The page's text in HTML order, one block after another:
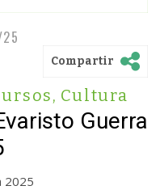
Compartir
, Cultura
Guerra
2025